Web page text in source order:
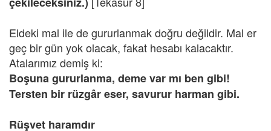
Eldeki mal ile de gururlanmak doğru değildir. Mal er
geç bir gün yok olacak, fakat hesabı kalacaktır.
Atalarımız demiş ki:
Boşuna gururlanma, deme var mı ben gibi!
Tersten bir rüzgâr eser, savurur harman gibi.
Rüşvet haramdır